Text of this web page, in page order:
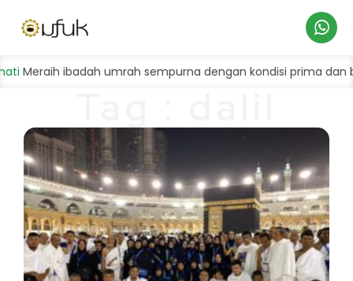
ibadah umrah sempurna dengan kondisi prima dan
umroh